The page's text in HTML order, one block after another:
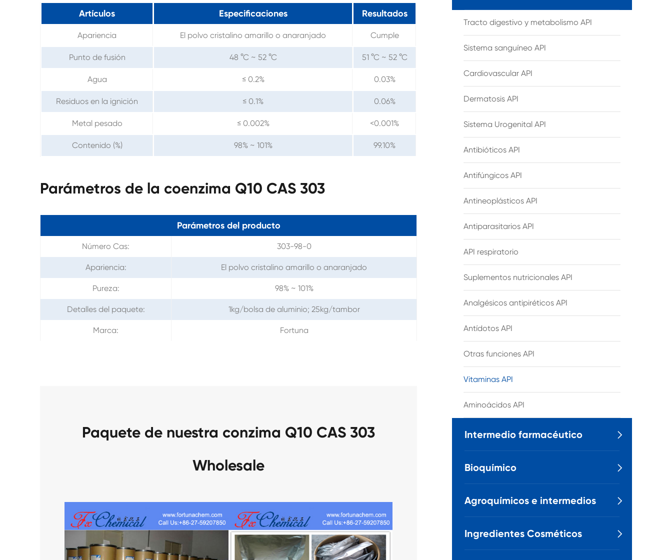
Artículos Especificaciones Resultados
Apariencia El polvo cristalino amarillo o anaranjado Cumple
Punto de fusión 48 °C ~ 52 °C 51 °C ~ 52 °C
Agua ≤ 0.2% 0.03%
Residuos en la ignición ≤ 0.1% 0.06%
Metal pesado ≤ 0.002% <0.001%
Contenido (%) 98% ~ 101% 99.10%
Parámetros de la coenzima Q10 CAS 303
Parámetros del producto
Número Cas: 303-98-0
Apariencia: El polvo cristalino amarillo o anaranjado
Pureza: 98% ~ 101%
Detalles del paquete: 1kg/bolsa de aluminio; 25kg/tambor
Marca: Fortuna
Paquete de nuestra conzima Q10 CAS 303
Wholesale
Tracto digestivo y metabolismo API
Sistema sanguíneo API
Cardiovascular API
Dermatosis API
Sistema Urogenital API
Antibióticos API
Antifúngicos API
Antineoplásticos API
Antiparasitarios API
API respiratorio
Suplementos nutricionales API
Analgésicos antipiréticos API
Antídotos API
Otras funciones API
Vitaminas API
Aminoácidos API
Intermedio farmacéutico 
Bioquímico 
Agroquímicos e intermedios 
Ingredientes Cosméticos 